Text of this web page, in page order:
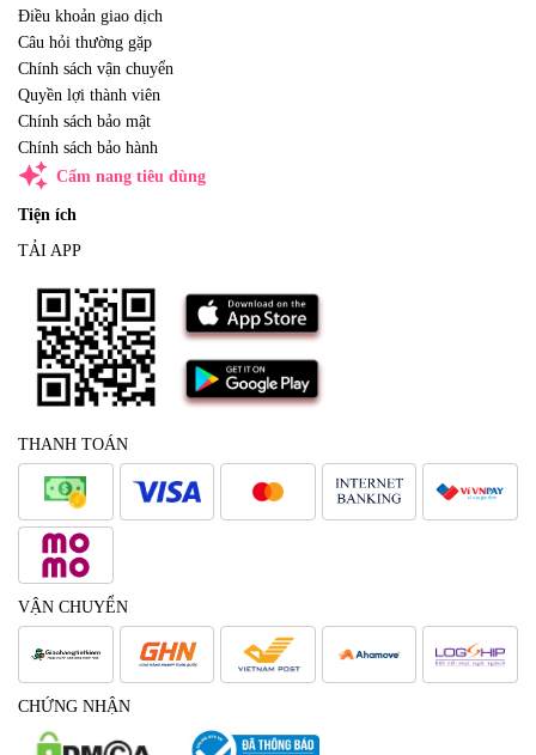
Điều khoản giao dịch
Câu hỏi thường gặp
Chính sách vận chuyển
Quyền lợi thành viên
Chính sách bảo mật
Chính sách bảo hành
auto_awesome Cẩm nang tiêu dùng
Tiện ích
TẢI APP
THANH TOÁN
VẬN CHUYỂN
CHỨNG NHẬN